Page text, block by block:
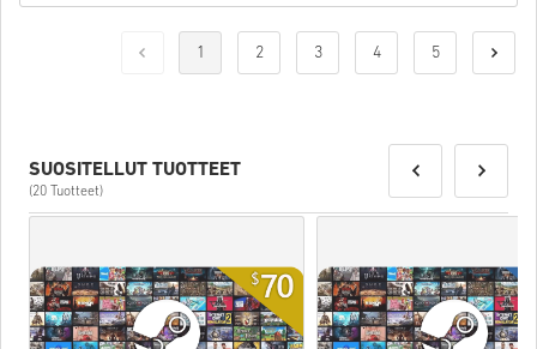
1 2 3 4 5
SUOSITELLUT TUOTTEET
(20 Tuotteet)